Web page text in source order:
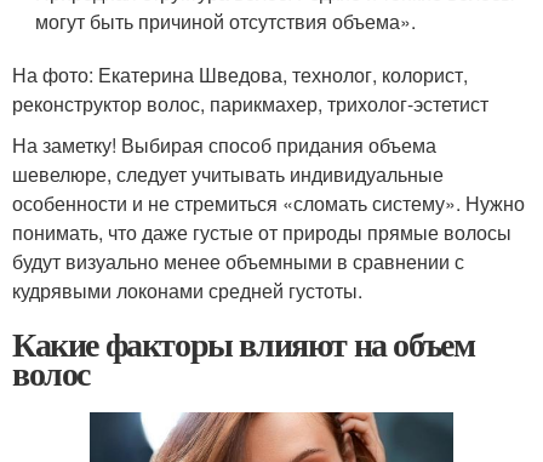
могут быть причиной отсутствия объема».
На фото: Екатерина Шведова, технолог, колорист,
реконструктор волос, парикмахер, трихолог-эстетист
На заметку! Выбирая способ придания объема
шевелюре, следует учитывать индивидуальные
особенности и не стремиться «сломать систему». Нужно
понимать, что даже густые от природы прямые волосы
будут визуально менее объемными в сравнении с
кудрявыми локонами средней густоты.
Какие факторы влияют на объем
волос